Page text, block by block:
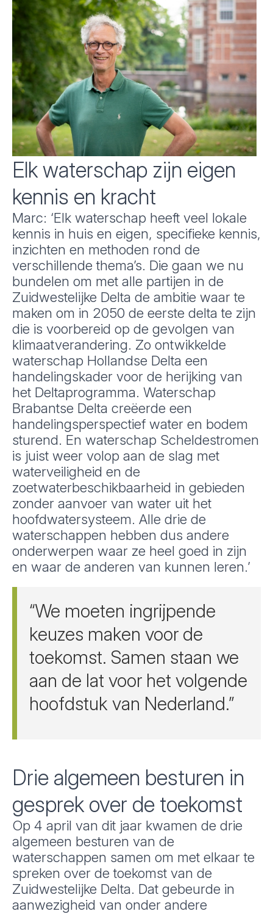
Elk waterschap zijn eigen
kennis en kracht
Marc: ‘Elk waterschap heeft veel lokale
kennis in huis en eigen, specifieke kennis,
inzichten en methoden rond de
verschillende thema’s. Die gaan we nu
bundelen om met alle partijen in de
Zuidwestelijke Delta de ambitie waar te
maken om in 2050 de eerste delta te zijn
die is voorbereid op de gevolgen van
klimaatverandering. Zo ontwikkelde
waterschap Hollandse Delta een
handelingskader voor de herijking van
het Deltaprogramma. Waterschap
Brabantse Delta creëerde een
handelingsperspectief water en bodem
sturend. En waterschap Scheldestromen
is juist weer volop aan de slag met
waterveiligheid en de
zoetwaterbeschikbaarheid in gebieden
zonder aanvoer van water uit het
hoofdwatersysteem. Alle drie de
waterschappen hebben dus andere
onderwerpen waar ze heel goed in zijn
en waar de anderen van kunnen leren.’
“We moeten ingrijpende
keuzes maken voor de
toekomst. Samen staan we
aan de lat voor het volgende
hoofdstuk van Nederland.”
Drie algemeen besturen in
gesprek over de toekomst
Op 4 april van dit jaar kwamen de drie
algemeen besturen van de
waterschappen samen om met elkaar te
spreken over de toekomst van de
Zuidwestelijke Delta. Dat gebeurde in
aanwezigheid van onder andere